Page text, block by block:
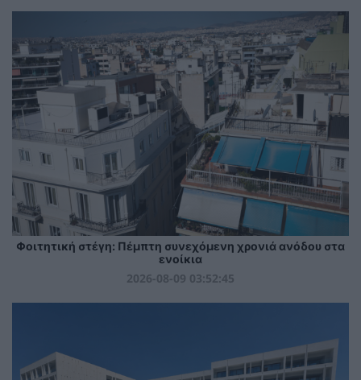
Φοιτητική στέγη: Πέμπτη συνεχόμενη χρονιά ανόδου στα
ενοίκια
2026-08-09 03:52:45